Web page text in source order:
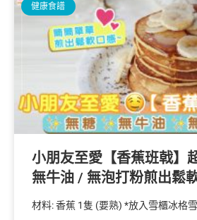
健康食譜
小朋友至愛【香蕉班戟】
無牛油 / 無泡打粉煎出鬆
材料: 香蕉 1隻 (要熟) *放入雪櫃冰格